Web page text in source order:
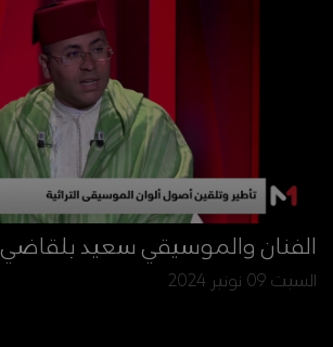
الفنان والموسيقي سعيد بلقاضي
السبت 09 نونبر 2024